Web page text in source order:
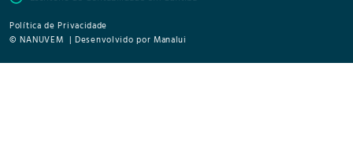
Política de Privacidade
© NANUVEM | Desenvolvido por Manalui